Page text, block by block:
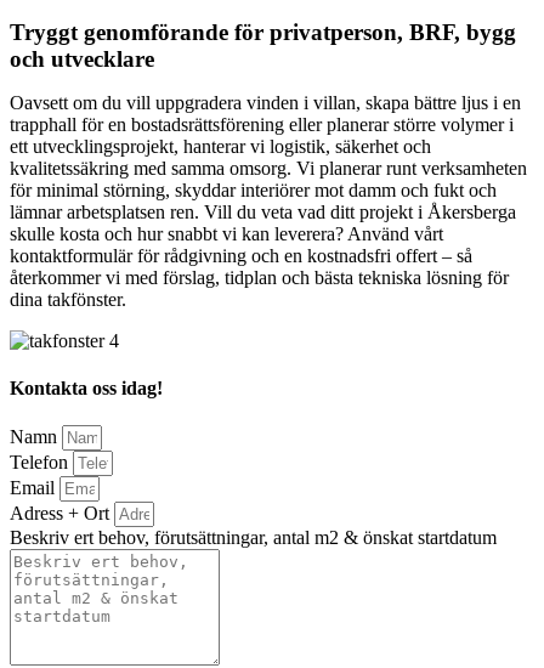
Tryggt genomförande för privatperson, BRF, bygg
och utvecklare
Oavsett om du vill uppgradera vinden i villan, skapa bättre ljus i en
trapphall för en bostadsrättsförening eller planerar större volymer i
ett utvecklingsprojekt, hanterar vi logistik, säkerhet och
kvalitetssäkring med samma omsorg. Vi planerar runt verksamheten
för minimal störning, skyddar interiörer mot damm och fukt och
lämnar arbetsplatsen ren. Vill du veta vad ditt projekt i Åkersberga
skulle kosta och hur snabbt vi kan leverera? Använd vårt
kontaktformulär för rådgivning och en kostnadsfri offert – så
återkommer vi med förslag, tidplan och bästa tekniska lösning för
dina takfönster.
Kontakta oss idag!
Namn
Telefon
Email
Adress + Ort
Beskriv ert behov, förutsättningar, antal m2 & önskat startdatum